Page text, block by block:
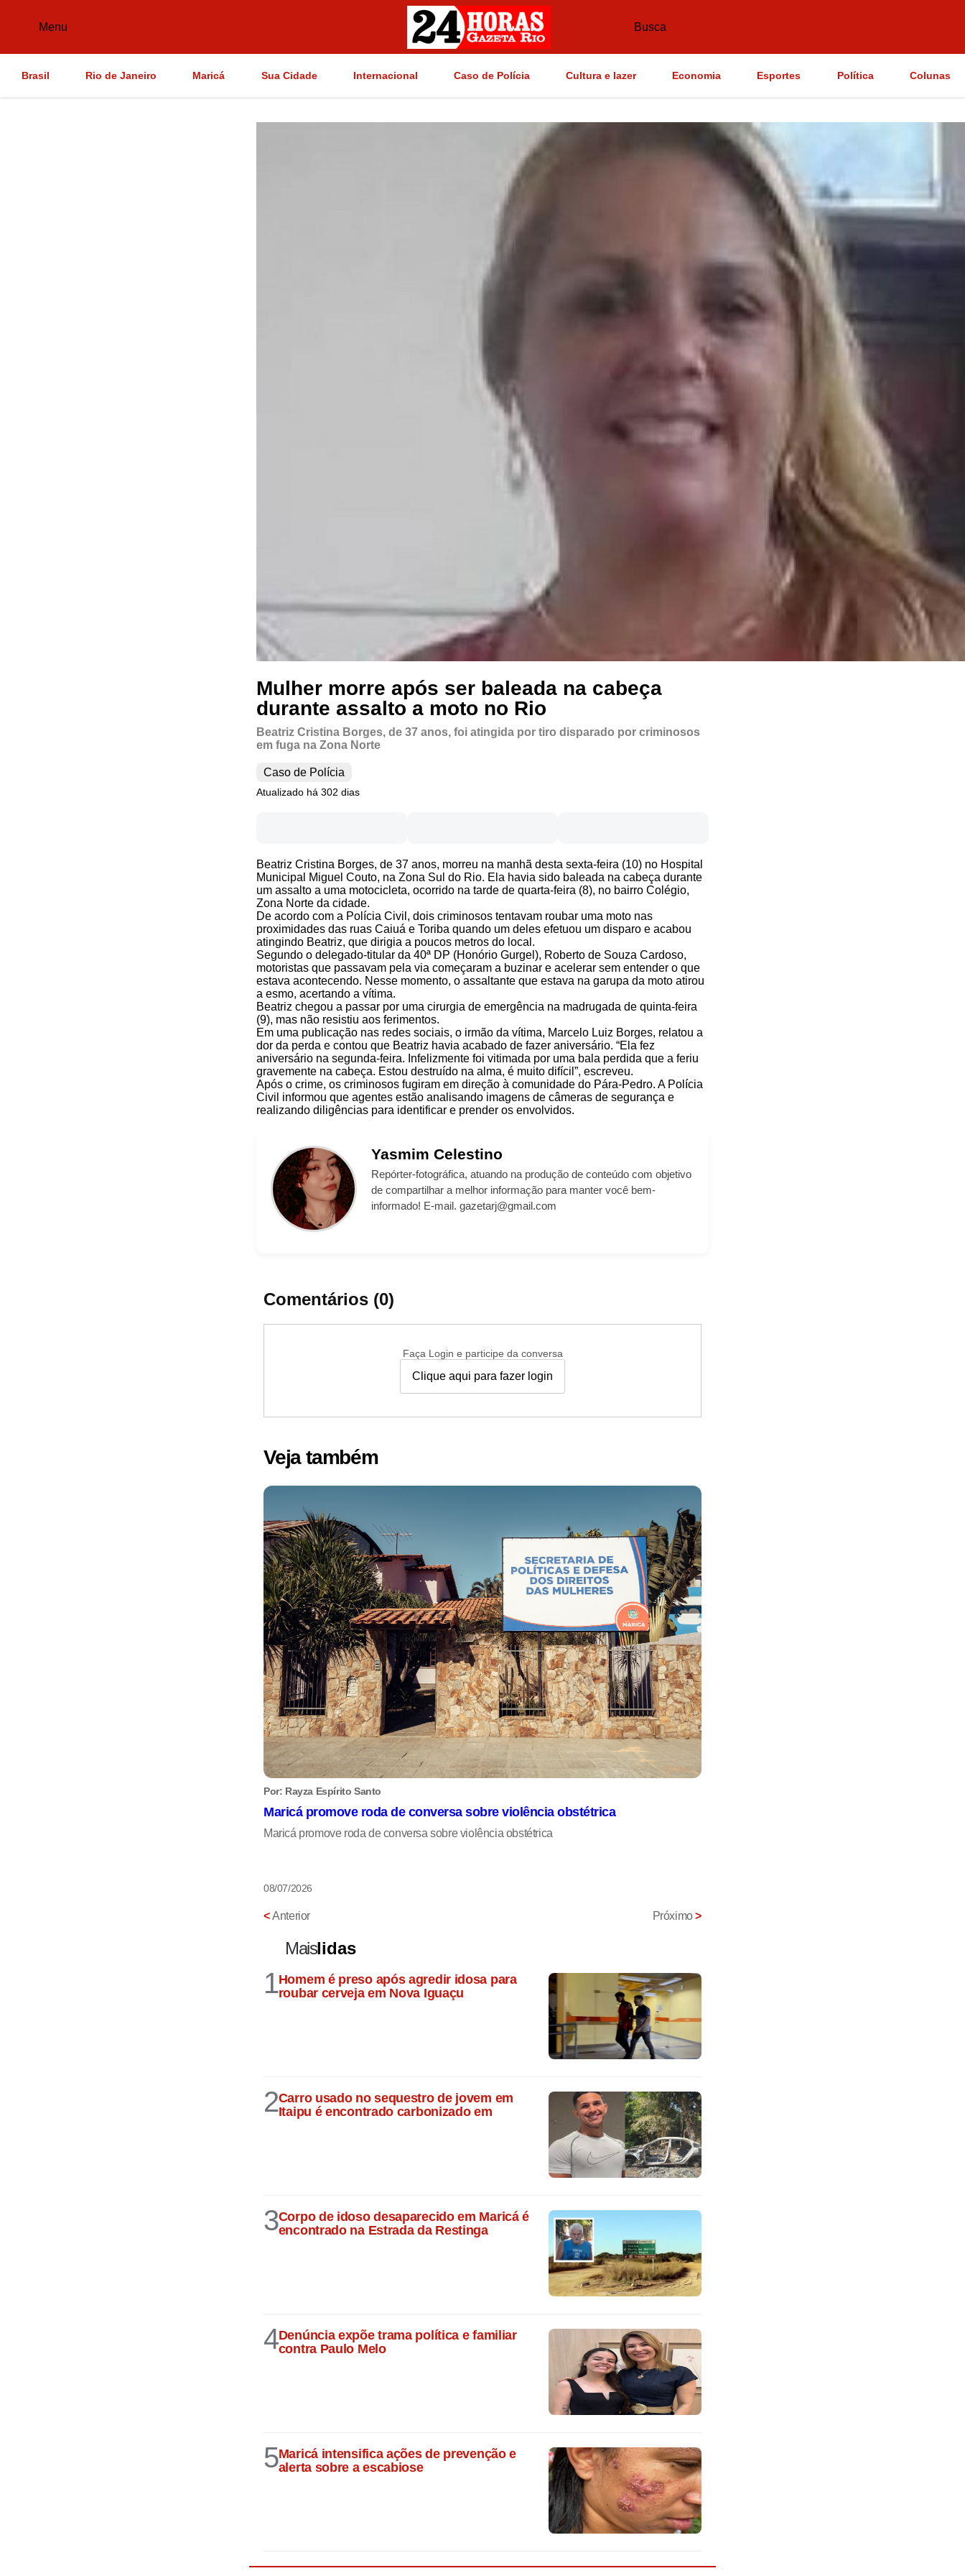
Menu Busca
Brasil Rio de Janeiro Maricá Sua Cidade Internacional Caso de Polícia Cultura e lazer Economia Esportes Política Colunas
Mulher morre após ser baleada na cabeça
durante assalto a moto no Rio
Beatriz Cristina Borges, de 37 anos, foi atingida por tiro disparado por criminosos
em fuga na Zona Norte
Caso de Polícia
Atualizado há 302 dias
Beatriz Cristina Borges, de 37 anos, morreu na manhã desta sexta-feira (10) no Hospital
Municipal Miguel Couto, na Zona Sul do Rio. Ela havia sido baleada na cabeça durante
um assalto a uma motocicleta, ocorrido na tarde de quarta-feira (8), no bairro Colégio,
Zona Norte da cidade.
De acordo com a Polícia Civil, dois criminosos tentavam roubar uma moto nas
proximidades das ruas Caiuá e Toriba quando um deles efetuou um disparo e acabou
atingindo Beatriz, que dirigia a poucos metros do local.
Segundo o delegado-titular da 40ª DP (Honório Gurgel), Roberto de Souza Cardoso,
motoristas que passavam pela via começaram a buzinar e acelerar sem entender o que
estava acontecendo. Nesse momento, o assaltante que estava na garupa da moto atirou
a esmo, acertando a vítima.
Beatriz chegou a passar por uma cirurgia de emergência na madrugada de quinta-feira
(9), mas não resistiu aos ferimentos.
Em uma publicação nas redes sociais, o irmão da vítima, Marcelo Luiz Borges, relatou a
dor da perda e contou que Beatriz havia acabado de fazer aniversário. “Ela fez
aniversário na segunda-feira. Infelizmente foi vitimada por uma bala perdida que a feriu
gravemente na cabeça. Estou destruído na alma, é muito difícil”, escreveu.
Após o crime, os criminosos fugiram em direção à comunidade do Pára-Pedro. A Polícia
Civil informou que agentes estão analisando imagens de câmeras de segurança e
realizando diligências para identificar e prender os envolvidos.
Yasmim Celestino
Repórter-fotográfica, atuando na produção de conteúdo com objetivo
de compartilhar a melhor informação para manter você bem-
informado! E-mail. gazetarj@gmail.com
Comentários (0)
Faça Login e participe da conversa
Clique aqui para fazer login
Veja também
Por: Rayza Espírito Santo
Maricá promove roda de conversa sobre violência obstétrica
Maricá promove roda de conversa sobre violência obstétrica
08/07/2026
<Anterior Próximo>
Maislidas
1Homem é preso após agredir idosa para
roubar cerveja em Nova Iguaçu
2Carro usado no sequestro de jovem em
Itaipu é encontrado carbonizado em
3Corpo de idoso desaparecido em Maricá é
encontrado na Estrada da Restinga
4Denúncia expõe trama política e familiar
contra Paulo Melo
5Maricá intensifica ações de prevenção e
alerta sobre a escabiose